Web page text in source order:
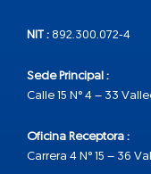
NIT : 892.300.072-4
Sede Principal :
Calle 15 N° 4 – 33
Oficina Receptora :
Carrera 4 N° 15 – 36